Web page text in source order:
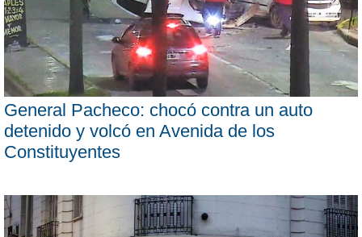
General Pacheco: chocó contra un auto
detenido y volcó en Avenida de los
Constituyentes